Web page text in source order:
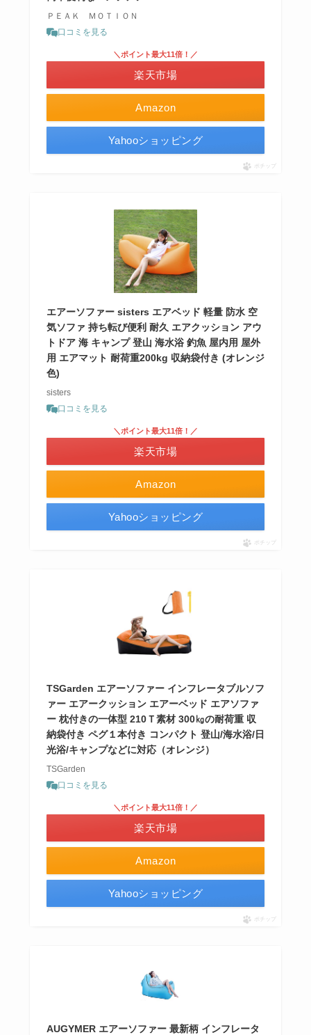
ＰＥＡＫ ＭＯＴＩＯＮ
口コミを見る
Amazon
＼ポイント最大11倍！／
楽天市場
Yahooショッピング
ポチップ
エアーソファー sisters エアベッド 軽量 防水 空
気ソファ 持ち転び便利 耐久 エアクッション アウ
トドア 海 キャンプ 登山 海水浴 釣魚 屋内用 屋外
用 エアマット 耐荷重200kg 収納袋付き (オレンジ
色)
sisters
口コミを見る
Amazon
＼ポイント最大11倍！／
楽天市場
Yahooショッピング
ポチップ
TSGarden エアーソファー インフレータブルソフ
ァー エアークッション エアーベッド エアソファ
ー 枕付きの一体型 210Ｔ素材 300㎏の耐荷重 収
納袋付き ペグ１本付き コンパクト 登山/海水浴/日
光浴/キャンプなどに対応（オレンジ）
TSGarden
口コミを見る
Amazon
＼ポイント最大11倍！／
楽天市場
Yahooショッピング
ポチップ
AUGYMER エアーソファー 最新柄 インフレータ